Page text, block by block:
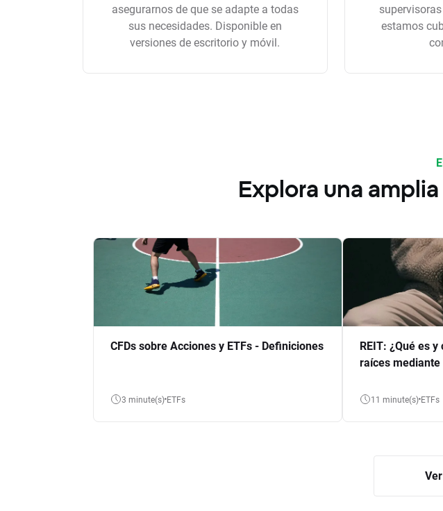
asegurarnos de que se adapte a todas
sus necesidades. Disponible en
versiones de escritorio y móvil.
estamos
Explora una
CFDs sobre Acciones y ETFs - Definiciones
3 minute(s) ETFs
REIT: ¿Qué es
raíces mediante
11 minute(s) ETFs